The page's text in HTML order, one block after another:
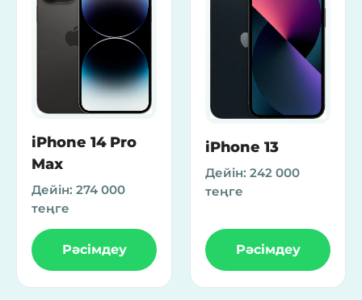
iPhone 14 Pro
Max
Дейін: 274 000
теңге
Рәсімдеу
iPhone 13
Дейін: 242 000
теңге
Рәсімдеу